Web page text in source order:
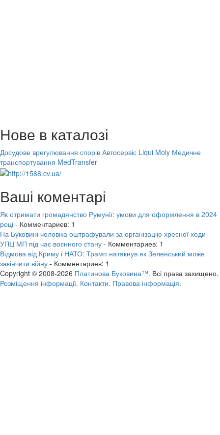
Нове в каталозі
Досудове врегулювання спорів Автосервіс Liqui Moly Медичне
транспортування MedTransfer
Ваші коментарі
Як отримати громадянство Румунії: умови для оформлення в 2024
році - Комментариев: 1
На Буковині чоловіка оштрафували за організацію хресної ходи
УПЦ МП під час воєнного стану - Комментариев: 1
Відмова від Криму і НАТО: Трамп натякнув як Зеленський може
закінчити війну - Комментариев: 1
Copyright © 2008-2026 Платинова Буковина™. Всі права захищено.
Розміщення інформації. Контакти. Правова інформація.